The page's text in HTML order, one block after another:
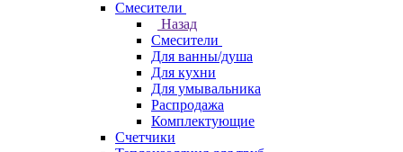
Смесители
Назад
Смесители
Для ванны/душа
Для кухни
Для умывальника
Распродажа
Комплектующие
Счетчики